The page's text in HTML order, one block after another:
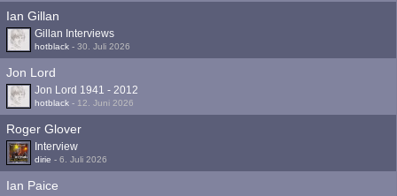
Ian Gillan
Gillan Interviews
hotblack - 30. Juli 2026
Jon Lord
Jon Lord 1941 - 2012
hotblack - 12. Juni 2026
Roger Glover
Interview
dirie - 6. Juli 2026
Ian Paice